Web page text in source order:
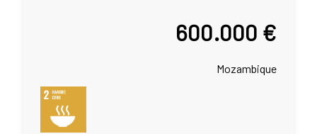
600.000 €
Mozambique